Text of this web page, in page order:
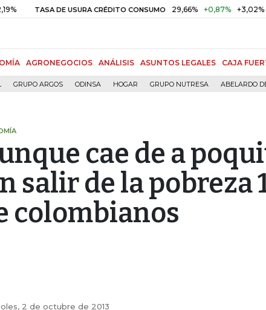
TASA DE USURA CRÉDITO CONSUMO 29,66% +0,87% +3,02% DTF
AGRONEGOCIOS ANÁLISIS ASUNTOS LEGALES CAJA
GRUPO ARGOS ODINSA HOGAR GRUPO NUTRESA ABELARDO
cae de a
salir de la pobreza
colombianos
2 de octubre de 2013